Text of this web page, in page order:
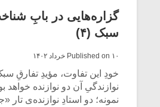
گزاره‌هایی در بابِ
سبک (۴)
Published on ۱۰ خرداد ۱۴۰۲
خودِ این تفاوت، مؤیدِ تفارقِ
نوازندگیِ آن دو نوازنده خواهد
نمونه؛ دو استادِ نوازنده‌ی تار